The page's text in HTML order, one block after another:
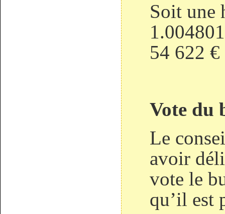
Soit une
54 622 €
Vote du
Le
avoir
vote le
qu’il est